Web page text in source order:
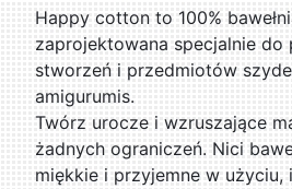
Happy cotton to 100%
zaprojektowana specjalnie do
stworzeń i przedmiotów
amigurumis.
Twórz urocze i wzruszające
żadnych ograniczeń. Nici
miękkie i przyjemne w użyciu,